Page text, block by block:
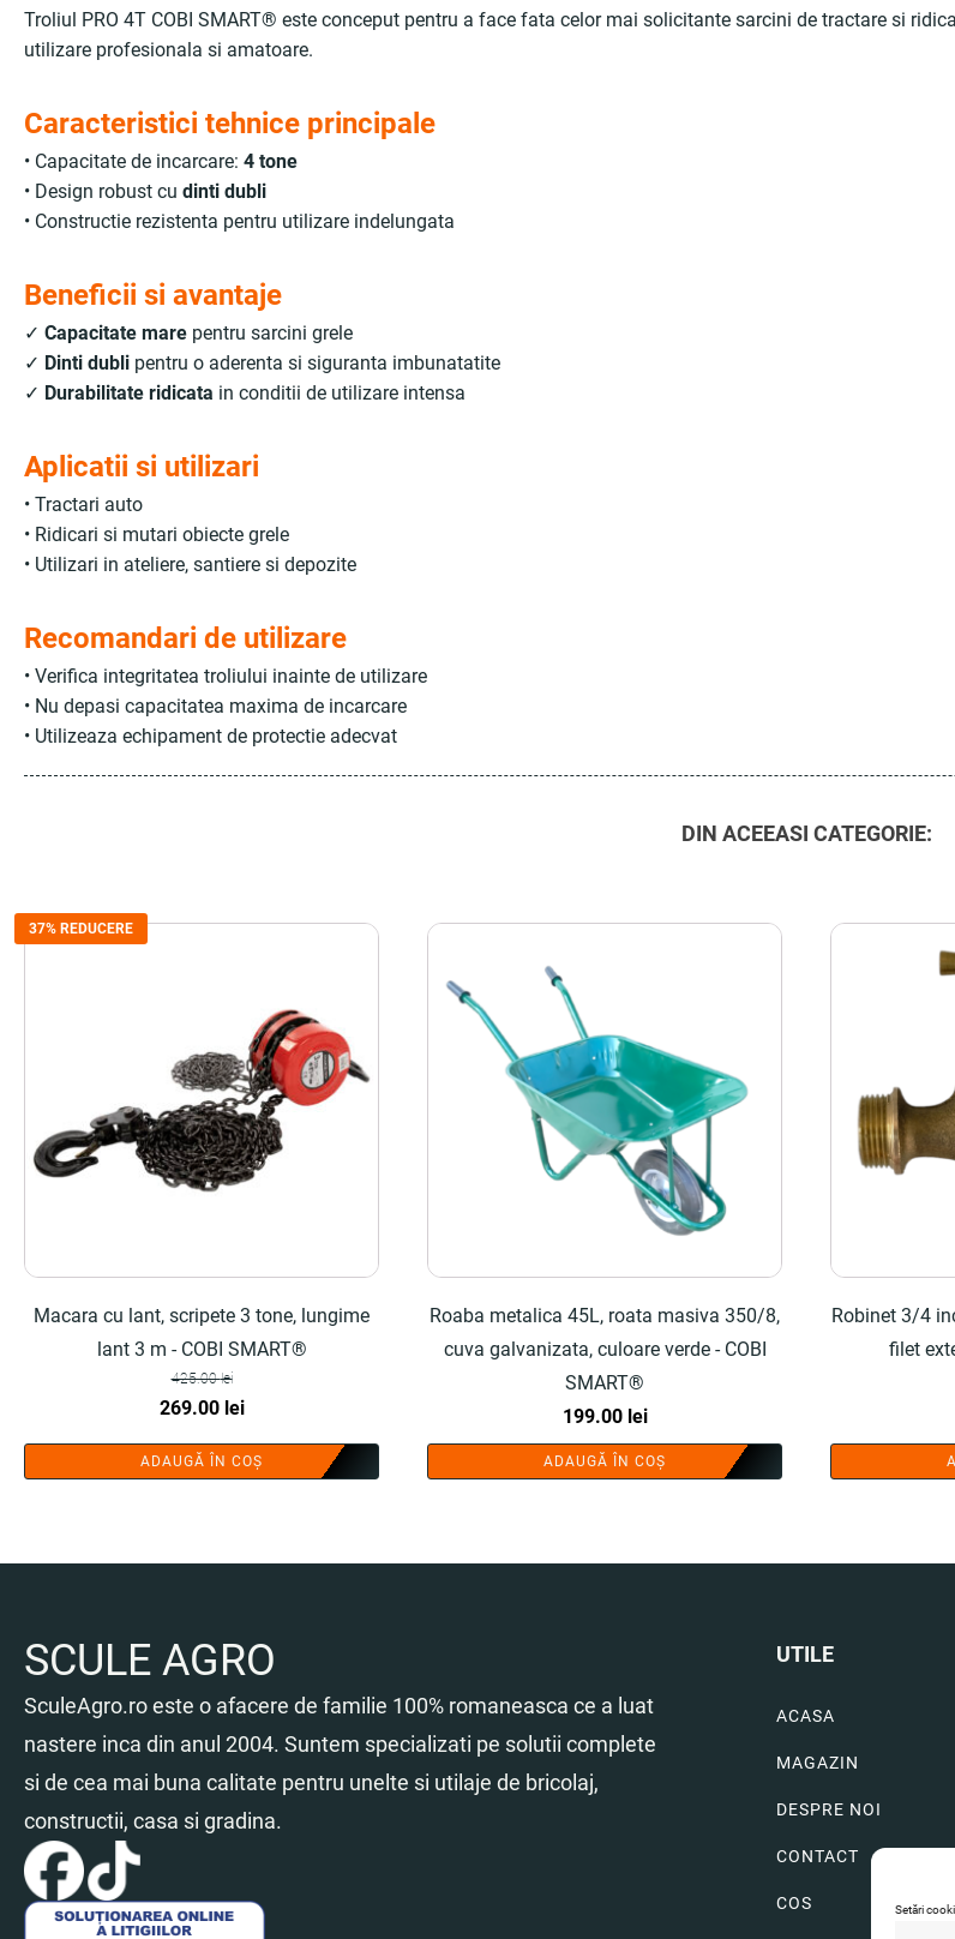
Setări
Troliul PRO 4T COBI SMART® este conceput pentru a face fata celor mai solicitante sarcini de tractare si
utilizare profesionala si amatoare.
Caracteristici tehnice principale
• Capacitate de incarcare: 4 tone
• Design robust cu dinti dubli
• Constructie rezistenta pentru utilizare indelungata
Beneficii si avantaje
✓ Capacitate mare pentru sarcini grele
✓ Dinti dubli pentru o aderenta si siguranta imbunatatite
✓ Durabilitate ridicata in conditii de utilizare intensa
Aplicatii si utilizari
• Tractari auto
• Ridicari si mutari obiecte grele
• Utilizari in ateliere, santiere si depozite
Recomandari de utilizare
• Verifica integritatea troliului inainte de utilizare
• Nu depasi capacitatea maxima de incarcare
• Utilizeaza echipament de protectie adecvat
DIN ACEEASI CATEGORIE:
37% REDUCERE
Macara cu lant, scripete 3 tone, lungime
lant 3 m - COBI SMART®
425.00lei
Prețul
inițial
a
269.00 leiPrețul
curent
este:
ADAUGĂ ÎN COȘ
Roaba metalica 45L, roata masiva 350/8,
cuva galvanizata, culoare verde - COBI
SMART®
199.00 lei
ADAUGĂ ÎN COȘ
Robinet 3/4
filet
SCULE AGRO
SculeAgro.ro este o afacere de familie 100% romaneasca ce a luat
nastere inca din anul 2004. Suntem specializati pe solutii complete
si de cea mai buna calitate pentru unelte si utilaje de bricolaj,
constructii, casa si gradina.
UTILE
ACASA
MAGAZIN
DESPRE NOI
CONTACT
COS